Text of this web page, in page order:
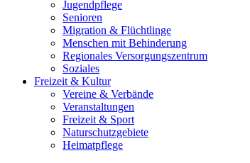
Jugendpflege
Senioren
Migration & Flüchtlinge
Menschen mit Behinderung
Regionales Versorgungszentrum
Soziales
Freizeit & Kultur
Vereine & Verbände
Veranstaltungen
Freizeit & Sport
Naturschutzgebiete
Heimatpflege